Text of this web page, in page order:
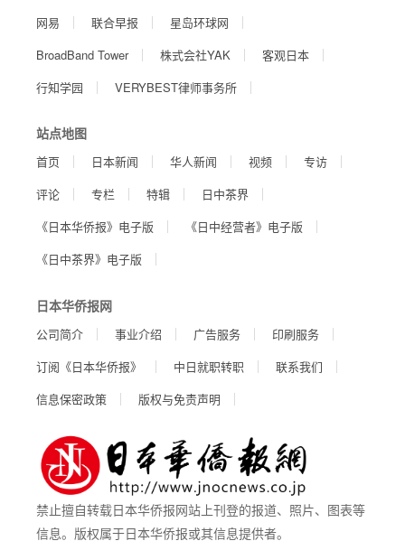
网易
联合早报
星岛环球网
BroadBand Tower
株式会社YAK
客观日本
行知学园
VERYBEST律师事务所
站点地图
首页 日本新闻 华人新闻 视频
专访
评论
专栏 特辑
日中茶界
《日本华侨报》电子版
《日中经营者》电子版
《日中茶界》电子版
日本华侨报网
公司简介 事业介绍 广告服务
印刷服务
订阅《日本华侨报》
中日就职转职
联系我们
信息保密政策
版权与免责声明
禁止擅自转载日本华侨报网站上刊登的报道、照片、图表等
信息。版权属于日本华侨报或其信息提供者。